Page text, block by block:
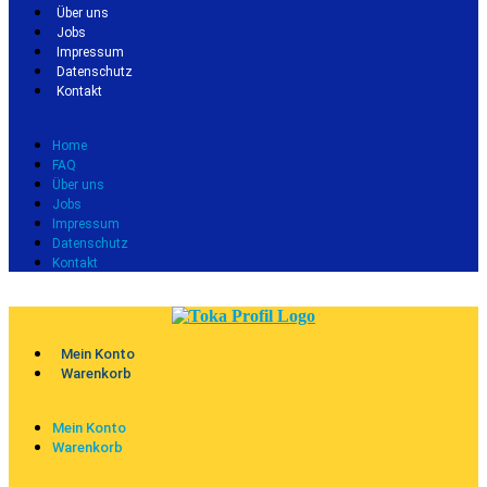
Über uns
Jobs
Impressum
Datenschutz
Kontakt
Home
FAQ
Über uns
Jobs
Impressum
Datenschutz
Kontakt
Mein Konto
Warenkorb
Mein Konto
Warenkorb